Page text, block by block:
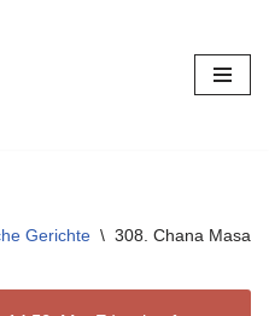
Gerichte \ 308. Chana Masala